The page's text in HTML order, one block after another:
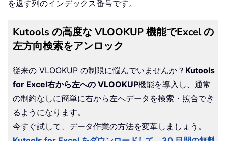
を返す列のインデックス番号です。
Kutools の高度な VLOOKUP 機能でExcel の
左方向検索をアンロック
従来の VLOOKUP の制限に悩んでいませんか？ Kutools
for Excel右から左への VLOOKUP機能を導入し、通常
の制約なしに簡単に右から左へデータを検索・照合でき
るようになります。
今すぐ試して、データ作業の方法を変革しましょう。